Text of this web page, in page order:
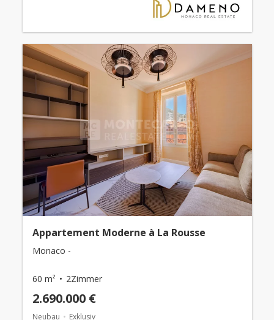
Appartement Moderne à La Rousse
Monaco -
60 m² 2Zimmer
2.690.000 €
Neubau Exklusiv